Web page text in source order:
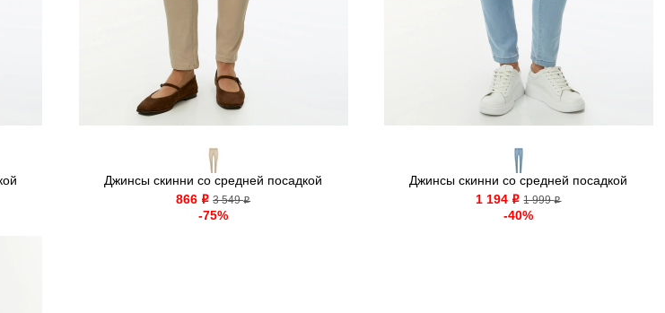
Джинсы скинни со средней посадкой
866 o 3 549o
-75%
Джинсы скинни со средней посадкой
1 194 o 1 999o
-40%